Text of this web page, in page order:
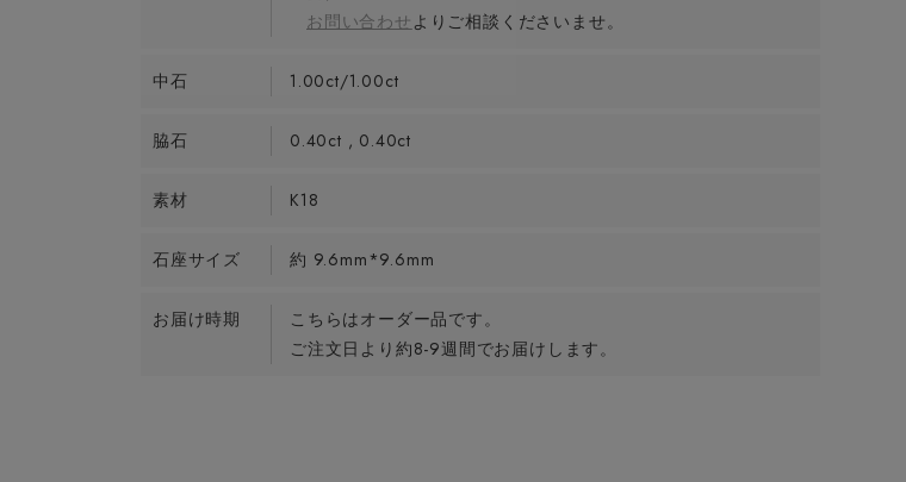
お問い合わせ よりご相談くださいませ。
中石 1.00ct/1.00ct
脇石 0.40ct , 0.40ct
素材 K18
石座サイズ 約 9.6mm*9.6mm
お届け時期
こちらはオーダー品です。
ご注文日より約8-9週間でお届けします。